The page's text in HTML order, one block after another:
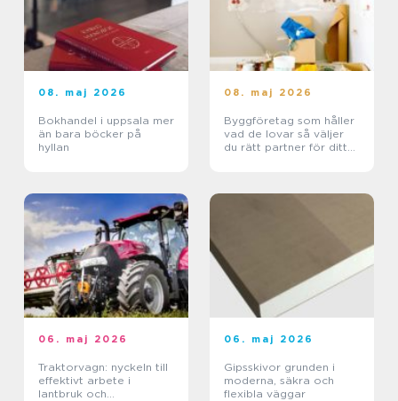
08. maj 2026
Bokhandel i uppsala mer
än bara böcker på
hyllan
08. maj 2026
Byggföretag som håller
vad de lovar så väljer
du rätt partner för ditt
06. maj 2026
Traktorvagn: nyckeln till
effektivt arbete i
lantbruk och
06. maj 2026
Gipsskivor grunden i
moderna, säkra och
flexibla väggar